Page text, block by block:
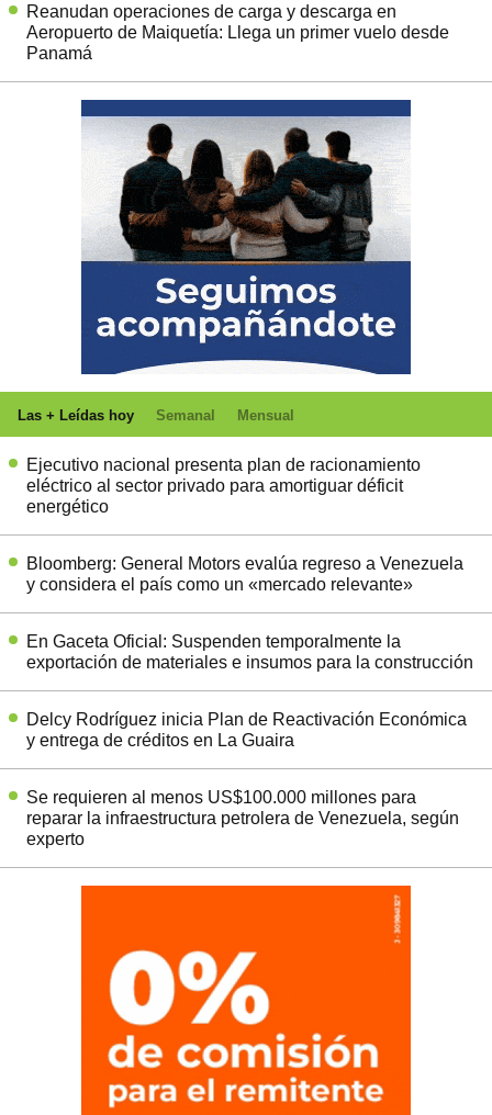
Reanudan operaciones de carga y descarga en
Aeropuerto de Maiquetía: Llega un primer vuelo desde
Panamá
Las + Leídas hoy Semanal Mensual
Ejecutivo nacional presenta plan de racionamiento
eléctrico al sector privado para amortiguar déficit
energético
Bloomberg: General Motors evalúa regreso a Venezuela
y considera el país como un «mercado relevante»
En Gaceta Oficial: Suspenden temporalmente la
exportación de materiales e insumos para la construcción
Delcy Rodríguez inicia Plan de Reactivación Económica
y entrega de créditos en La Guaira
Se requieren al menos US$100.000 millones para
reparar la infraestructura petrolera de Venezuela, según
experto